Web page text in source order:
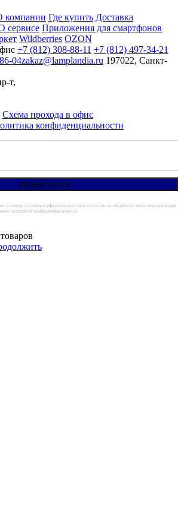
компании Где купить Доставка
сервисе Приложения для смартфонов
Wildberries OZON
+7 (812) 308-88-11 +7 (812) 497-34-21
04zakaz@lamplandia.ru 197022, Санкт-
т,
Схема прохода в офис
конфиденциальности
условия публичной оферты и даю своё согласие на обработку моих персональных
политикой конфиденциальности.